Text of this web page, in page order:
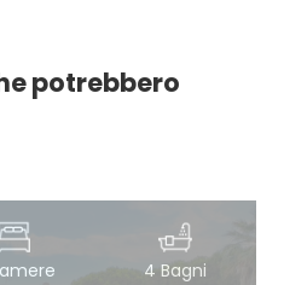
potrebbero
4 Bagni